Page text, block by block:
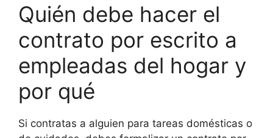
Quién debe hacer el
contrato por escrito a
empleadas del hogar y
por qué
Si contratas a alguien para tareas domésticas o